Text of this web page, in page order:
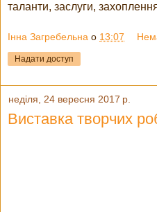
таланти, заслуги,
Інна Загребельна о 13:07
Надати доступ
неділя, 24 вересня 2017 р.
Виставка творчих